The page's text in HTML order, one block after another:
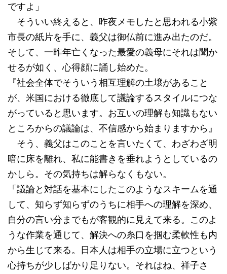
ですよ」
そういい終えると、昨夜メモしたと思われる小紫
市長の紙片を手に、義父は御仏前に進み出たのだ。
そして、一昨年亡くなった最愛の義母にそれは聞か
せるが如く、心得顔に誦し始めた。
『社会全体でそういう相互理解の土壌があること
が、米国における徹底して議論するスタイルにつな
がっていると思います。お互いの理解も知識もない
ところからの議論は、不信感から始まりますから』
そう、義父はこのことを言いたくて、わざわざ明
暗に床を離れ、私に能書きを垂れようとしているの
かしら。その気持ちは解らなくもない。
「議論と対話を基本にしたこのようなスキームを通
して、知らず知らずのうちに相手への理解を深め、
自分の言い分までもが客観的に見えて来る。このよ
うな作業を通じて、解決への糸口を掴む柔軟性も内
から生じて来る。日本人は相手の立場に立つという
心持ちが少しばかり足りない。それはね、祥子さ